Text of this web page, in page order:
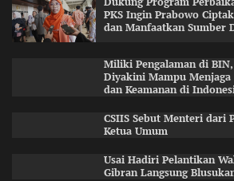
PKS Ingin Prabowo
dan Manfaatkan Sumber
Miliki Pengalaman di
Diyakini Mampu
dan Keamanan di
CSIIS Sebut Menteri dari
Ketua Umum
Usai Hadiri Pelantikan
Gibran Langsung